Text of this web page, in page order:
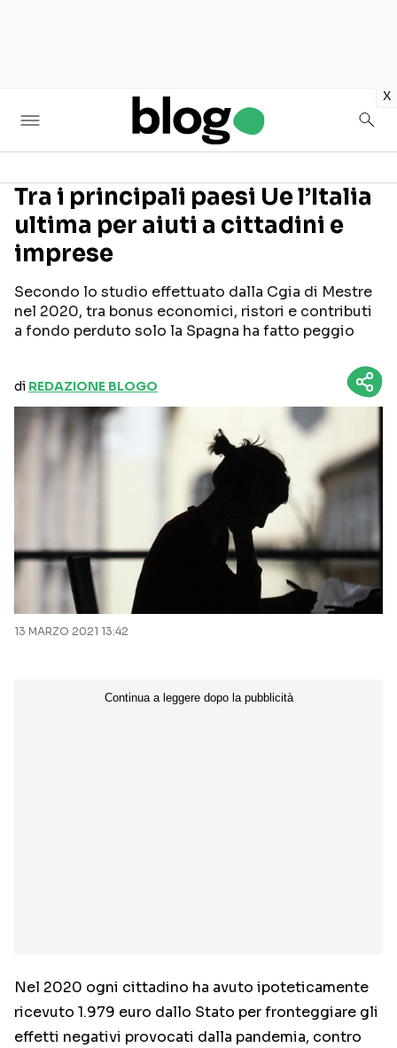
x
Seguici sui social
Tra i principali paesi Ue l’Italia
ultima per aiuti a cittadini e
imprese
Secondo lo studio effettuato dalla Cgia di Mestre
nel 2020, tra bonus economici, ristori e contributi
a fondo perduto solo la Spagna ha fatto peggio
di REDAZIONE BLOGO
13 MARZO 2021 13:42
Nel 2020 ogni cittadino ha avuto ipoteticamente
ricevuto 1.979 euro dallo Stato per fronteggiare gli
effetti negativi provocati dalla pandemia, contro